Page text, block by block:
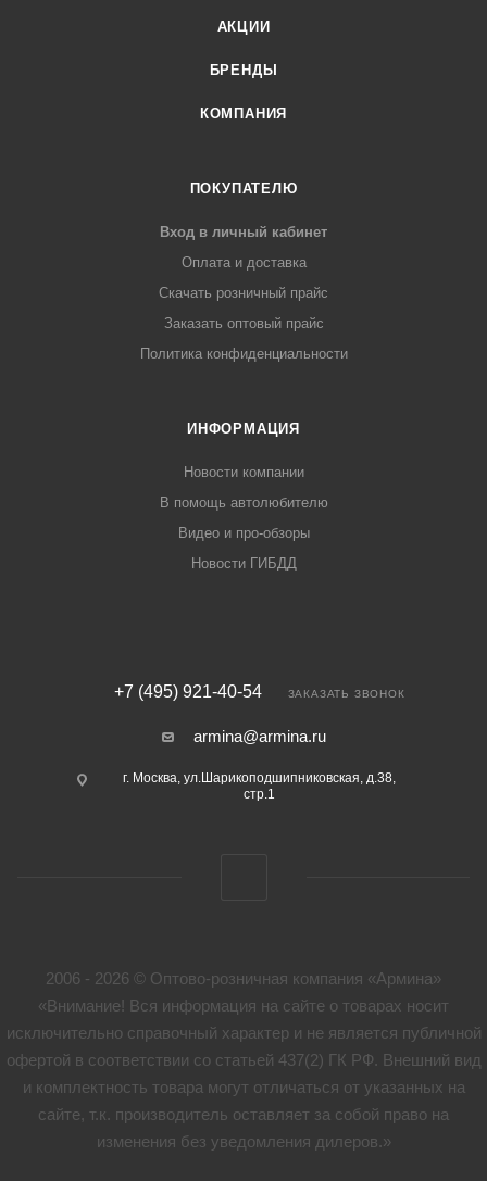
АКЦИИ
БРЕНДЫ
КОМПАНИЯ
ПОКУПАТЕЛЮ
Вход в личный кабинет
Оплата и доставка
Скачать розничный прайс
Заказать оптовый прайс
Политика конфиденциальности
ИНФОРМАЦИЯ
Новости компании
В помощь автолюбителю
Видео и про-обзоры
Новости ГИБДД
+7 (495) 921-40-54 ЗАКАЗАТЬ ЗВОНОК
armina@armina.ru
г. Москва, ул.Шарикоподшипниковская, д.38,
стр.1
2006 - 2026 © Оптово-розничная компания «Армина»
«Внимание! Вся информация на сайте о товарах носит
исключительно справочный характер и не является публичной
офертой в соответствии со статьей 437(2) ГК РФ. Внешний вид
и комплектность товара могут отличаться от указанных на
сайте, т.к. производитель оставляет за собой право на
изменения без уведомления дилеров.»